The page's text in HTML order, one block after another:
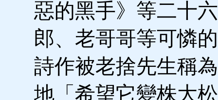
惡的黑手》等二十
郎、老哥哥等可憐
詩作被老捨先生稱
地「希望它變株大